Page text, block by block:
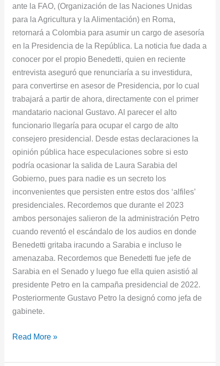
ante la FAO, (Organización de las Naciones Unidas
para la Agricultura y la Alimentación) en Roma,
retornará a Colombia para asumir un cargo de asesoría
en la Presidencia de la República. La noticia fue dada a
conocer por el propio Benedetti, quien en reciente
entrevista aseguró que renunciaría a su investidura,
para convertirse en asesor de Presidencia, por lo cual
trabajará a partir de ahora, directamente con el primer
mandatario nacional Gustavo. Al parecer el alto
funcionario llegaría para ocupar el cargo de alto
consejero presidencial. Desde estas declaraciones la
opinión pública hace especulaciones sobre si esto
podría ocasionar la salida de Laura Sarabia del
Gobierno, pues para nadie es un secreto los
inconvenientes que persisten entre estos dos ‘alfiles’
presidenciales. Recordemos que durante el 2023
ambos personajes salieron de la administración Petro
cuando reventó el escándalo de los audios en donde
Benedetti gritaba iracundo a Sarabia e incluso le
amenazaba. Recordemos que Benedetti fue jefe de
Sarabia en el Senado y luego fue ella quien asistió al
presidente Petro en la campaña presidencial de 2022.
Posteriormente Gustavo Petro la designó como jefa de
gabinete.
Read More »